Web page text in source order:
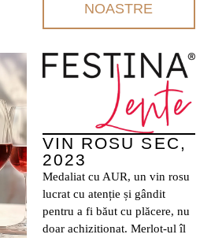
NOASTRE
VIN ROSU SEC,
2023
Medaliat cu AUR, un vin rosu
lucrat cu atenție și gândit
pentru a fi băut cu plăcere, nu
doar achizitionat. Merlot-ul îl